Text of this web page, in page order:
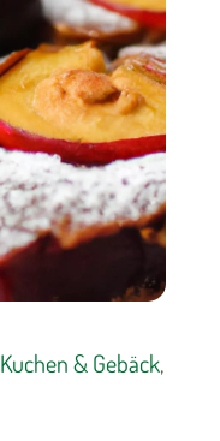
Kuchen & Gebäck,